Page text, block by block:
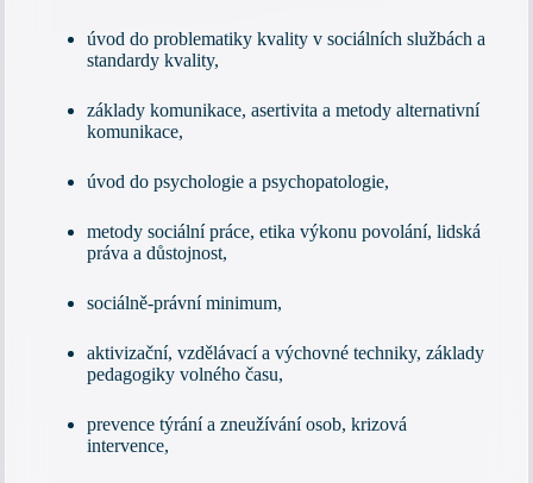
úvod do problematiky kvality v sociálních službách a
standardy kvality,
základy komunikace, asertivita a metody alternativní
komunikace,
úvod do psychologie a psychopatologie,
metody sociální práce, etika výkonu povolání, lidská
práva a důstojnost,
sociálně-právní minimum,
aktivizační, vzdělávací a výchovné techniky, základy
pedagogiky volného času,
prevence týrání a zneužívání osob, krizová
intervence,